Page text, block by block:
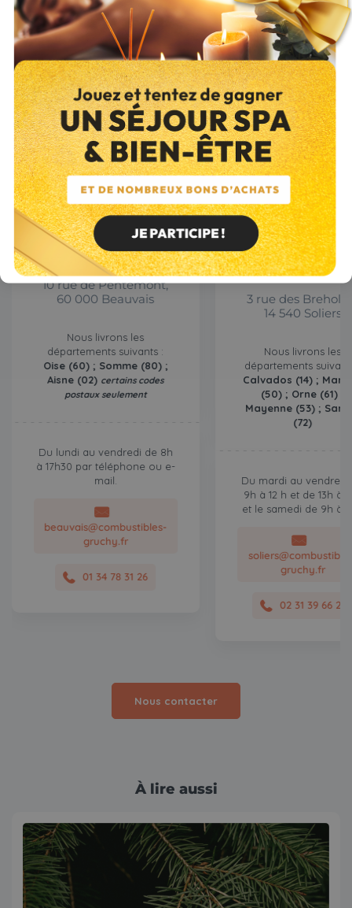
pacy@combustibles-
gruchy.fr
02 32 36 08 57
Du lundi au vendredi
8h à 17h30 par
ou e-mail.
gruchy.fr
01 34 78 31 26
Entrepôt dePicardie
10 rue de Pentemont,
60 000 Beauvais
Nous livrons les
départements suivants :
Oise (60) ; Somme (80) ;
Aisne (02) certains codes
postaux seulement
Du lundi au vendredi de 8h
à 17h30 par téléphone ou e-
mail.
beauvais@combustibles-
gruchy.fr
01 34 78 31 26
Entrepôt de
Normandie
3 rue des
14 540 Soliers
Nous livrons les
départements
Calvados (14) ;
(50) ; Orne (61) ;
Mayenne (53) ;
(72)
Du mardi au vendredi
9h à 12 h et de 13h à
et le samedi de 9h à
gruchy.fr
02 31 39 66 21
Nous contacter
À lire aussi